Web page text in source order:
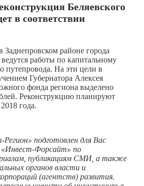
Беляевского
в соответствии
Заднепровском районе города
работы по капитальному
путепровода. На эти цели в
Губернатора Алексея
фонда региона выделено
Реконструкцию планируют
года.
подготовлен для Вас
«Инвест-Форсайт» по
публикациям СМИ, а также
органов власти и
(агентств) развития.